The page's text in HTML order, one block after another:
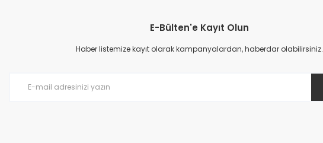
Ürün resmi kalitesiz, bozuk veya görüntülenemiyor.
Ürün açıklamasında eksik bilgiler bulunuyor.
E-Bülten'e Kayıt Olun
Haber listemize kayıt olarak kampanyalardan, haberdar olabilirsiniz.